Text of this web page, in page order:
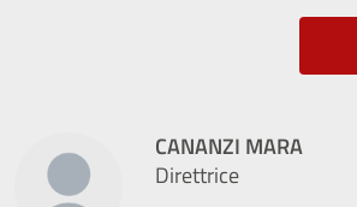
CANANZI MARA
Direttrice